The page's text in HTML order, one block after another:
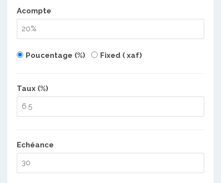
Acompte
Poucentage (%) Fixed ( xaf)
Taux (%)
Echéance